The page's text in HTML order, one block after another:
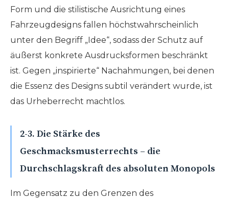
Form und die stilistische Ausrichtung eines
Fahrzeugdesigns fallen höchstwahrscheinlich
unter den Begriff „Idee“, sodass der Schutz auf
äußerst konkrete Ausdrucksformen beschränkt
ist. Gegen „inspirierte“ Nachahmungen, bei denen
die Essenz des Designs subtil verändert wurde, ist
das Urheberrecht machtlos.
2-3. Die Stärke des
Geschmacksmusterrechts – die
Durchschlagskraft des absoluten Monopols
Im Gegensatz zu den Grenzen des